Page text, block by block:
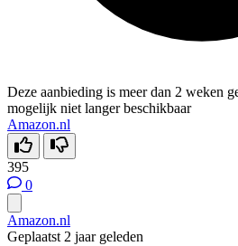
Deze aanbieding is meer dan 2 weken
mogelijk niet langer beschikbaar
Amazon.nl
395
0
Amazon.nl
Geplaatst 2 jaar geleden